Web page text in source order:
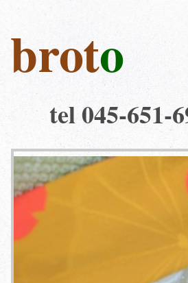
broto
tel 045-651-